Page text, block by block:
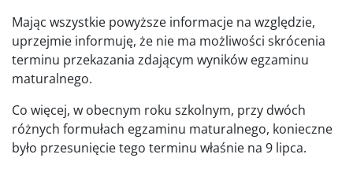
Mając wszystkie powyższe informacje na względzie,
uprzejmie informuję, że nie ma możliwości skrócenia
terminu przekazania zdającym wyników egzaminu
maturalnego.
Co więcej, w obecnym roku szkolnym, przy dwóch
różnych formułach egzaminu maturalnego, konieczne
było przesunięcie tego terminu właśnie na 9 lipca.